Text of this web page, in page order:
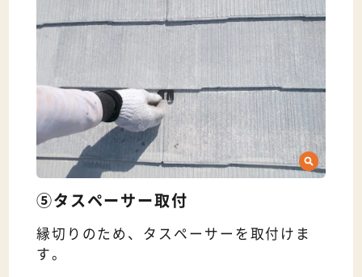
⑤タスペーサー取付
縁切りのため、タスペーサーを取付けま
す。